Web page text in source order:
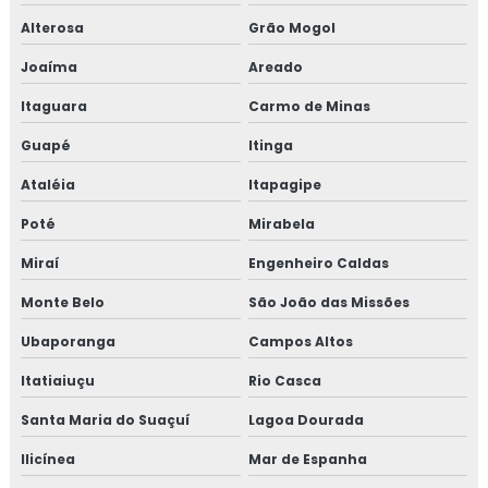
Alterosa Grão Mogol
Joaíma Areado
Itaguara Carmo de Minas
Guapé Itinga
Ataléia Itapagipe
Poté Mirabela
Miraí Engenheiro Caldas
Monte Belo São João das Missões
Ubaporanga Campos Altos
Itatiaiuçu Rio Casca
Santa Maria do Suaçuí Lagoa Dourada
Ilicínea Mar de Espanha